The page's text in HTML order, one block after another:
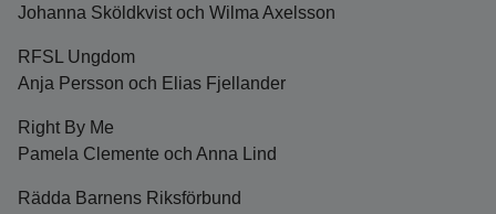
Johanna Sköldkvist och Wilma Axelsson
RFSL Ungdom
Anja Persson och Elias Fjellander
Right By Me
Pamela Clemente och Anna Lind
Rädda Barnens Riksförbund